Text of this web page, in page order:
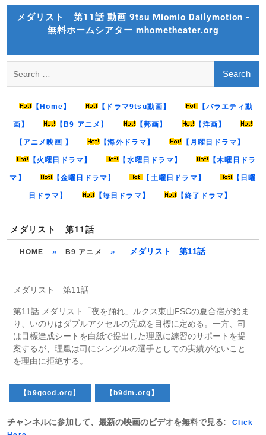
Skip
メダリスト 第11話 動画 9tsu Miomio Dailymotion -
無料ホームシアター mhometheater.org
for:
【Home】 【ドラマ9tsu動画】 【バラエティ動
画】 【B9 アニメ】 【邦画】 【洋画】
【アニメ映画 】 【海外ドラマ】 【月曜日ドラマ】
【火曜日ドラマ】 【水曜日ドラマ】 【木曜日ドラ
マ】 【金曜日ドラマ】 【土曜日ドラマ】 【日曜
日ドラマ】 【毎日ドラマ】 【終了ドラマ】
メダリスト 第11話
HOME » B9 アニメ » メダリスト 第11話
メダリスト 第11話
第11話 メダリスト「夜を踊れ」ルクス東山FSCの夏合宿が始ま
り、いのりはダブルアクセルの完成を目標に定める。一方、司
は目標達成シートを白紙で提出した理凰に練習のサポートを提
案するが、理凰は司にシングルの選手としての実績がないこと
を理由に拒絶する。
【b9good.org】 【b9dm.org】
チャンネルに参加して、最新の映画のビデオを無料で見る:
Click